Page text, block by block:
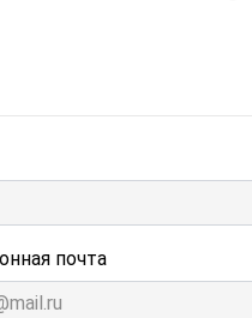
почта